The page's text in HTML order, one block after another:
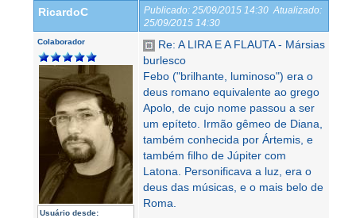
RicardoC Publicado: 25/09/2015 14:30 Atualizado:
25/09/2015 14:30
Colaborador
Usuário desde:
Re: A LIRA E A FLAUTA - Mársias
burlesco
Febo ("brilhante, luminoso") era o
deus romano equivalente ao grego
Apolo, de cujo nome passou a ser
um epíteto. Irmão gêmeo de Diana,
também conhecida por Ártemis, e
também filho de Júpiter com
Latona. Personificava a luz, era o
deus das músicas, e o mais belo de
Roma.